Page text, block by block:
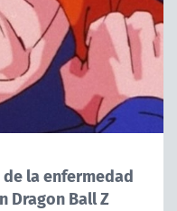
la enfermedad
Dragon Ball Z